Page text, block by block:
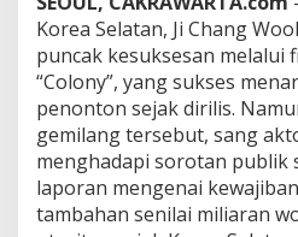
k
J
u
s
t
r
u
T
e
r
Korea Selatan, Ji Chang
puncak kesuksesan melalui
“Colony”, yang sukses
penonton sejak dirilis.
gemilang tersebut, sang
menghadapi sorotan publik
laporan mengenai
tambahan senilai miliaran